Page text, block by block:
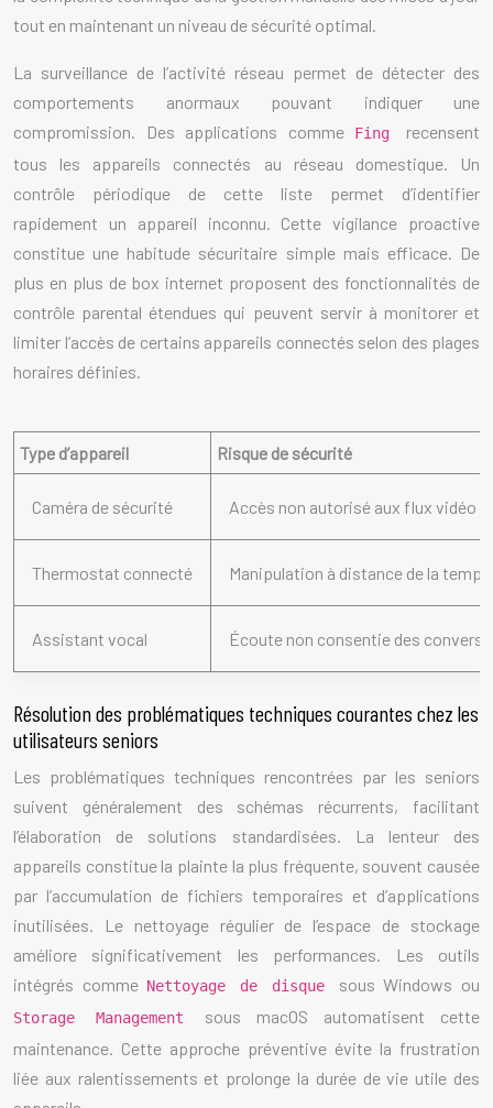
tout en maintenant un niveau de sécurité optimal.
La surveillance de l’activité réseau permet de détecter des
comportements anormaux pouvant indiquer une
compromission. Des applications comme
Fing recensent
tous les appareils connectés au réseau domestique. Un
contrôle périodique de cette liste permet d’identifier
rapidement un appareil inconnu. Cette vigilance proactive
constitue une habitude sécuritaire simple mais efficace. De
plus en plus de box internet proposent des fonctionnalités de
contrôle parental étendues qui peuvent servir à monitorer et
limiter l’accès de certains appareils connectés selon des plages
horaires définies.
Type d’appareil Risque de sécurité
Caméra de sécurité Accès non autorisé aux flux vidéo
Thermostat connecté Manipulation à distance de la
Assistant vocal Écoute non consentie des
Résolution des problématiques techniques courantes chez les
utilisateurs seniors
Les problématiques techniques rencontrées par les seniors
suivent généralement des schémas récurrents, facilitant
l’élaboration de solutions standardisées. La lenteur des
appareils constitue la plainte la plus fréquente, souvent causée
par l’accumulation de fichiers temporaires et d’applications
inutilisées. Le nettoyage régulier de l’espace de stockage
améliore significativement les performances. Les outils
intégrés comme Nettoyage de disque sous Windows ou
Storage Management sous macOS automatisent cette
maintenance. Cette approche préventive évite la frustration
liée aux ralentissements et prolonge la durée de vie utile des